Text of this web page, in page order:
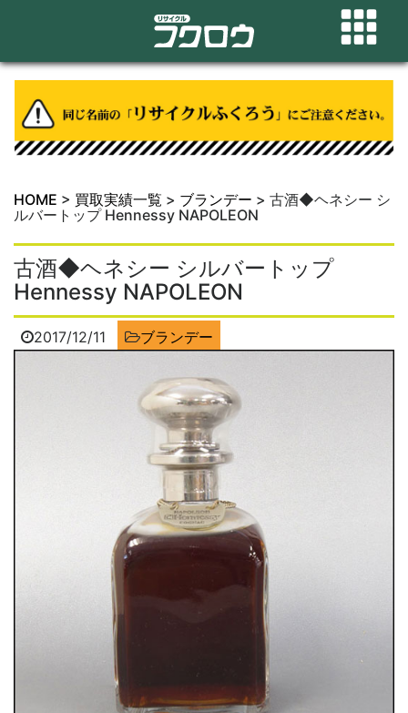
HOME > 買取実績一覧 > ブランデー > 古酒◆ヘネシー シ
ルバートップ Hennessy NAPOLEON
古酒◆ヘネシー シルバートップ
Hennessy NAPOLEON
2017/12/11 ブランデー